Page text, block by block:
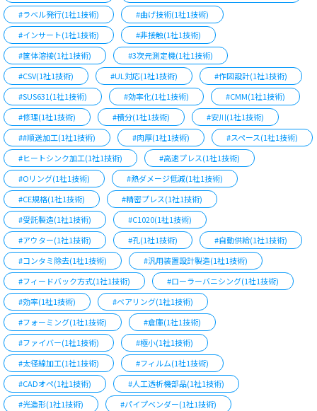
#ラベル発行(1社1技術)
#曲げ技術(1社1技術)
#インサート(1社1技術)
#非接触(1社1技術)
#筐体溶接(1社1技術)
#3次元測定機(1社1技術)
#CSV(1社1技術)
#UL対応(1社1技術)
#作図設計(1社1技術)
#SUS631(1社1技術)
#効率化(1社1技術)
#CMM(1社1技術)
#修理(1社1技術)
#積分(1社1技術)
#安川(1社1技術)
##順送加工(1社1技術)
#肉厚(1社1技術)
#スペース(1社1技術)
#ヒートシンク加工(1社1技術)
#高速プレス(1社1技術)
#Oリング(1社1技術)
#熱ダメージ低減(1社1技術)
#CE規格(1社1技術)
#精密プレス(1社1技術)
#受託製造(1社1技術)
#C1020(1社1技術)
#アウター(1社1技術)
#孔(1社1技術)
#自動供給(1社1技術)
#コンタミ除去(1社1技術)
#汎用装置設計製造(1社1技術)
#フィードバック方式(1社1技術)
#ローラーバニシング(1社1技術)
#効率(1社1技術)
#ベアリング(1社1技術)
#フォーミング(1社1技術)
#倉庫(1社1技術)
#ファイバー(1社1技術)
#極小(1社1技術)
#太径線加工(1社1技術)
#フィルム(1社1技術)
#CADオペ(1社1技術)
#人工透析機部品(1社1技術)
#光造形(1社1技術)
#パイプベンダー(1社1技術)